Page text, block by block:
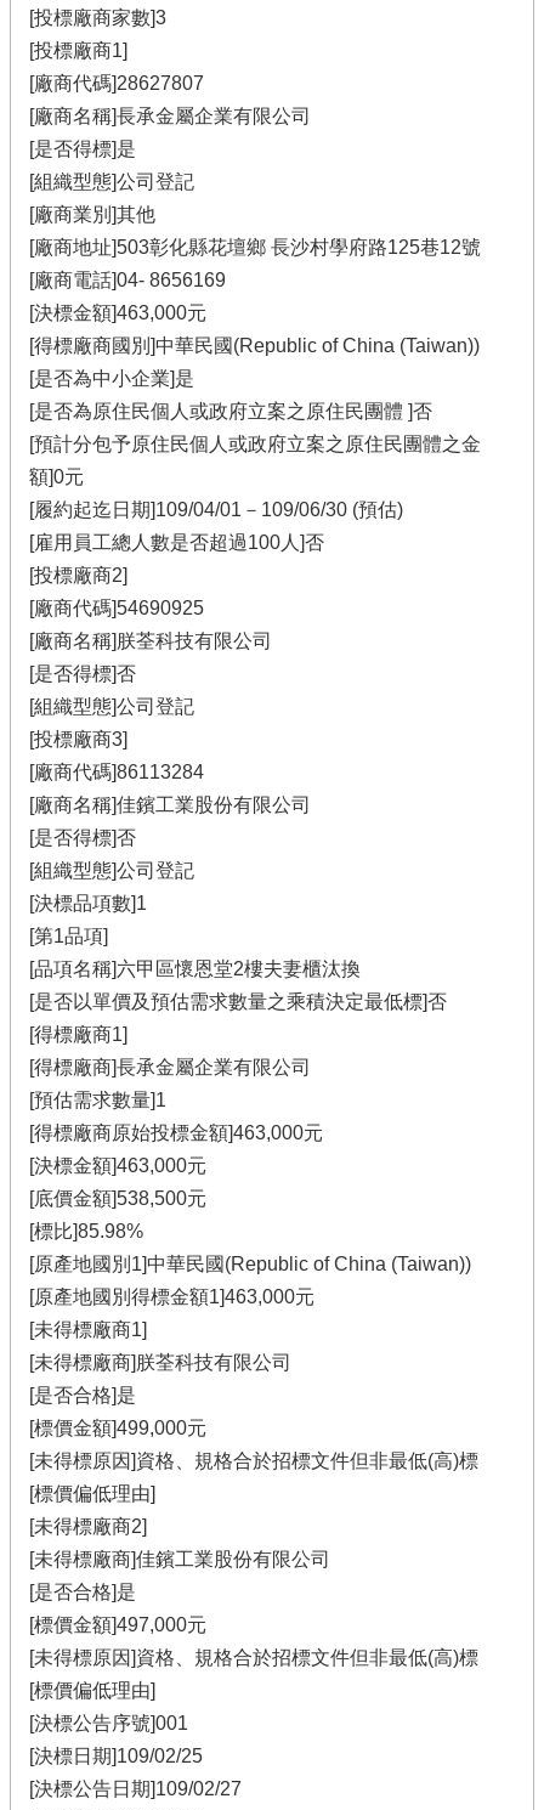
[投標廠商家數]3
[投標廠商1]
[廠商代碼]28627807
[廠商名稱]長承金屬企業有限公司
[是否得標]是
[組織型態]公司登記
[廠商業別]其他
[廠商地址]503彰化縣花壇鄉 長沙村學府路125巷12號
[廠商電話]04- 8656169
[決標金額]463,000元
[得標廠商國別]中華民國(Republic of China (Taiwan))
[是否為中小企業]是
[是否為原住民個人或政府立案之原住民團體 ]否
[預計分包予原住民個人或政府立案之原住民團體之金
額]0元
[履約起迄日期]109/04/01－109/06/30 (預估)
[雇用員工總人數是否超過100人]否
[投標廠商2]
[廠商代碼]54690925
[廠商名稱]朕荃科技有限公司
[是否得標]否
[組織型態]公司登記
[投標廠商3]
[廠商代碼]86113284
[廠商名稱]佳鑌工業股份有限公司
[是否得標]否
[組織型態]公司登記
[決標品項數]1
[第1品項]
[品項名稱]六甲區懷恩堂2樓夫妻櫃汰換
[是否以單價及預估需求數量之乘積決定最低標]否
[得標廠商1]
[得標廠商]長承金屬企業有限公司
[預估需求數量]1
[得標廠商原始投標金額]463,000元
[決標金額]463,000元
[底價金額]538,500元
[標比]85.98%
[原產地國別1]中華民國(Republic of China (Taiwan))
[原產地國別得標金額1]463,000元
[未得標廠商1]
[未得標廠商]朕荃科技有限公司
[是否合格]是
[標價金額]499,000元
[未得標原因]資格、規格合於招標文件但非最低(高)標
[標價偏低理由]
[未得標廠商2]
[未得標廠商]佳鑌工業股份有限公司
[是否合格]是
[標價金額]497,000元
[未得標原因]資格、規格合於招標文件但非最低(高)標
[標價偏低理由]
[決標公告序號]001
[決標日期]109/02/25
[決標公告日期]109/02/27